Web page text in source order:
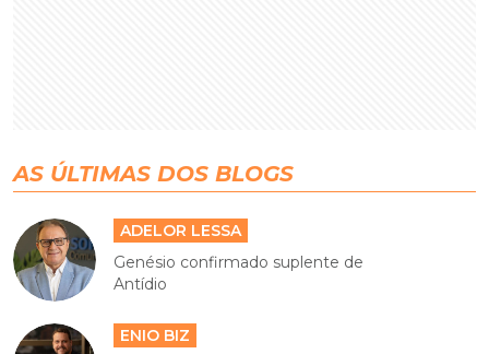
AS ÚLTIMAS DOS BLOGS
ADELOR LESSA
Genésio confirmado suplente de
Antídio
ENIO BIZ